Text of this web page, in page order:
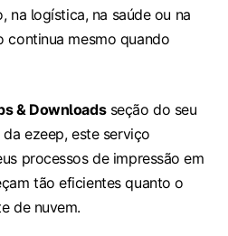
na logística, na saúde ou na
continua mesmo quando
& Downloadsseção do seu
ezeep, este serviço
processos de impressão em
tão eficientes quanto o
de nuvem.